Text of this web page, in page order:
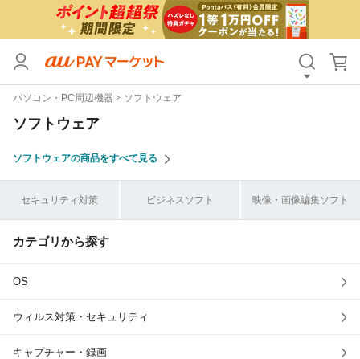
パソコン・PC周辺機器 ソフトウェア
ソフトウェア
ソフトウェアの商品をすべて見る
セキュリティ対策 ビジネスソフト 映像・画像編集ソフト
カテゴリから探す
OS
ウィルス対策・セキュリティ
キャプチャー・録画
カテゴリ すべて
価格
Pontaパス特典対象すべて